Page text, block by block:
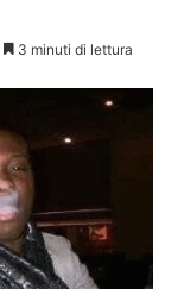
3 minuti di lettura